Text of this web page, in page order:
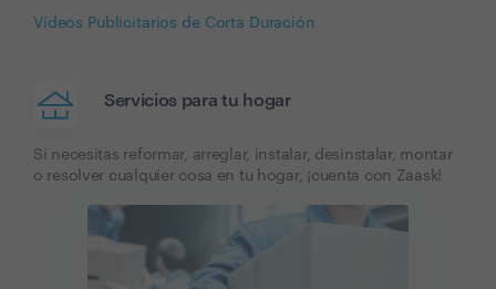
Vídeos Publicitarios de Corta Duración
Servicios para tu hogar
Si necesitas reformar, arreglar, instalar, desinstalar, montar
o resolver cualquier cosa en tu hogar, ¡cuenta con Zaask!